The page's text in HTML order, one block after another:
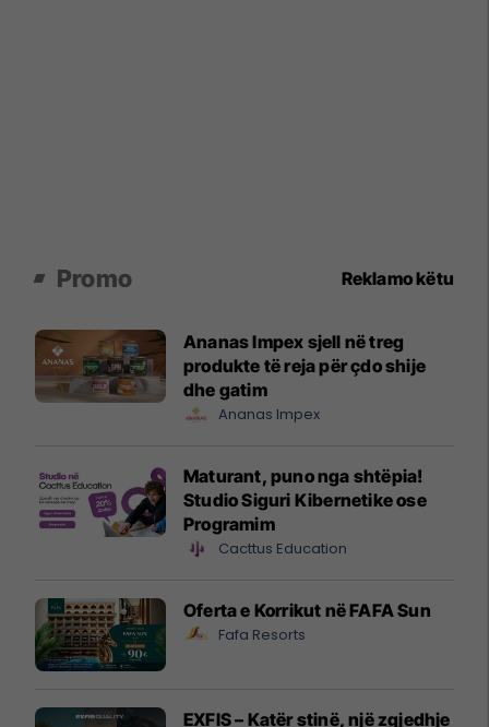
Promo Reklamo këtu
Ananas Impex sjell në treg
produkte të reja për çdo shije
dhe gatim
Ananas Impex
Maturant, puno nga shtëpia!
Studio Siguri Kibernetike ose
Programim
Cacttus Education
Oferta e Korrikut në FAFA Sun
Fafa Resorts
EXFIS – Katër stinë, një zgjedhje